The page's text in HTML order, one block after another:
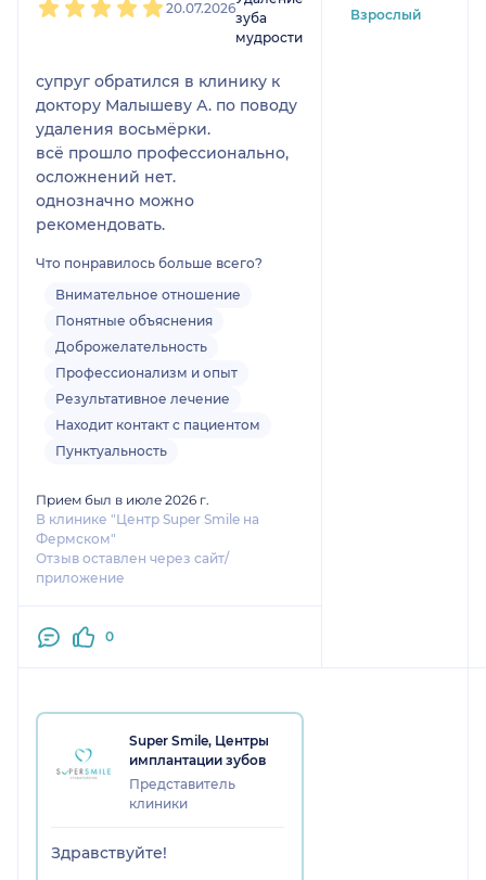
20.07.2026
зуба
мудрости
супруг обратился в клинику к
доктору Малышеву А. по поводу
удаления восьмёрки.
всё прошло профессионально,
осложнений нет.
однозначно можно
рекомендовать.
Что понравилось больше всего?
Внимательное отношение
Понятные объяснения
Доброжелательность
Профессионализм и опыт
Результативное лечение
Находит контакт с пациентом
Пунктуальность
Прием был в июле 2026 г.
В клинике "Центр Super Smile на
Фермском"
Отзыв оставлен через сайт/
приложение
0
Взрослый
Super Smile, Центры
имплантации зубов
Представитель
клиники
Здравствуйте!